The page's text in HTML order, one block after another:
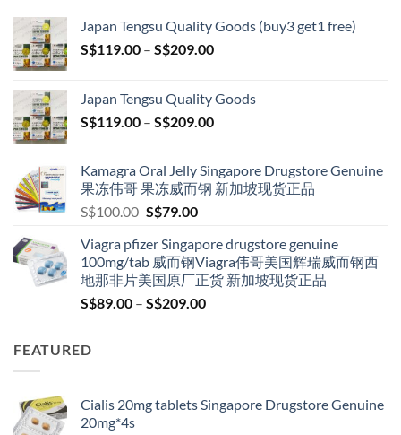
Japan Tengsu Quality Goods (buy3 get1 free)
S$119.00 – S$209.00Price
through
S$209.00
Japan Tengsu Quality Goods
S$119.00 – S$209.00Price
through
S$209.00
Kamagra Oral Jelly Singapore Drugstore Genuine
果冻伟哥 果冻威而钢 新加坡现货正品
S$100.00 Original
was:
S$100.00.
S$79.00Current
is:
S$79.00.
Viagra pfizer Singapore drugstore genuine
100mg/tab 威而钢Viagra伟哥美国辉瑞威而钢西
地那非片美国原厂正货 新加坡现货正品
S$89.00 – S$209.00Price
FEATURED
Cialis 20mg tablets Singapore Drugstore Genuine
20mg*4s